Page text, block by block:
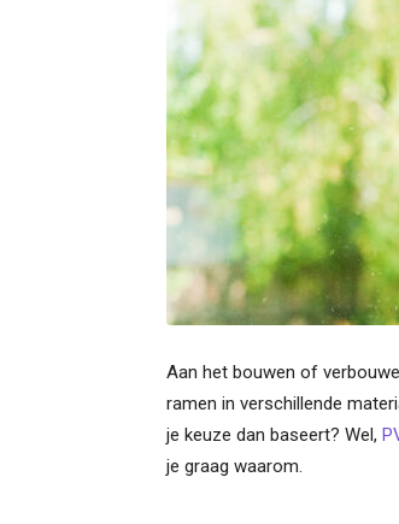
Aan het bouwen of
ramen in verschillende
je keuze dan baseert? Wel,
je graag waarom.